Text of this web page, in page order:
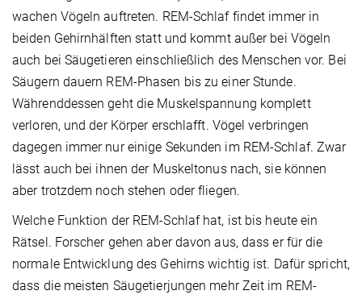
wachen Vögeln auftreten. REM-Schlaf findet immer in
beiden Gehirnhälften statt und kommt außer bei Vögeln
auch bei Säugetieren einschließlich des Menschen vor. Bei
Säugern dauern REM-Phasen bis zu einer Stunde.
Währenddessen geht die Muskelspannung komplett
verloren, und der Körper erschlafft. Vögel verbringen
dagegen immer nur einige Sekunden im REM-Schlaf. Zwar
lässt auch bei ihnen der Muskeltonus nach, sie können
aber trotzdem noch stehen oder fliegen.
Welche Funktion der REM-Schlaf hat, ist bis heute ein
Rätsel. Forscher gehen aber davon aus, dass er für die
normale Entwicklung des Gehirns wichtig ist. Dafür spricht,
dass die meisten Säugetierjungen mehr Zeit im REM-